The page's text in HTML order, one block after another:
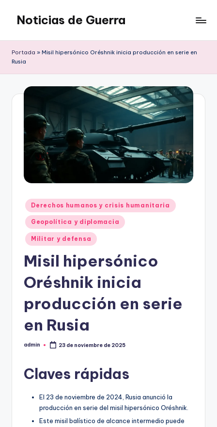
Saltar
contenido
Noticias de Guerra
Portada » Misil hipersónico Oréshnik inicia producción en serie en
Rusia
Publicado
en
Derechos humanos y crisis humanitaria
Geopolítica y diplomacia
Militar y defensa
Misil hipersónico
Oréshnik inicia
producción en serie
en Rusia
Publicado
admin 23 de noviembre de 2025
Claves rápidas
El 23 de noviembre de 2024, Rusia anunció la
producción en serie del misil hipersónico Oréshnik.
Este misil balístico de alcance intermedio puede